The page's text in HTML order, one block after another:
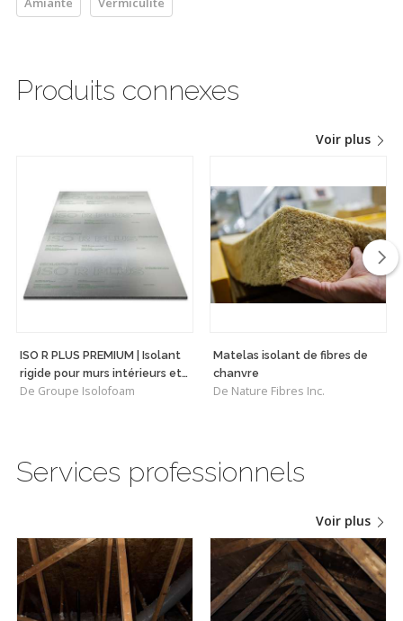
Produits connexes
Voir plus
ISO R PLUS PREMIUM | Isolant
rigide pour murs intérieurs et
plafonds
De Groupe Isolofoam
Matelas isolant de fibres de
chanvre
De Nature Fibres Inc.
Services professionnels
Voir plus